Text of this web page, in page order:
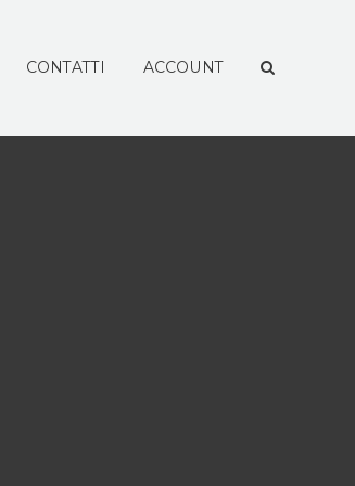
CONTATTI ACCOUNT